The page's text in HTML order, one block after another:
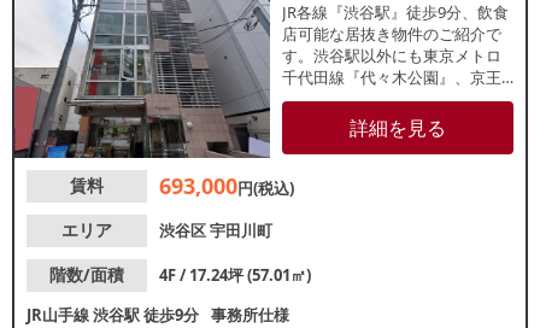
JR各線『渋谷駅』徒歩9分、飲食
店可能な居抜き物件のご紹介で
す。渋谷駅以外にも東京メトロ
千代田線『代々木公園』、京王
井の頭線『神泉駅』も利用可
能！カウンター等の残置物のあ
る事務所仕様でのお引渡しにな
合わせください。
詳細を見る
賃料 693,000円(税込)
エリア
渋谷区宇田川町
階数/面積
4F / 17.24坪 (57.01㎡)
JR山手線渋谷駅徒歩9分 事務所仕様